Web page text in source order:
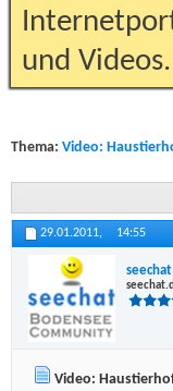
und Videos.
Thema: Video:
29.01.2011, 14:55
seechat
Video: